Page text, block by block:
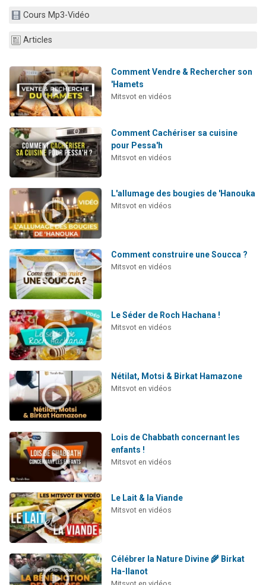
3 nouvelles musiques dans Torah-Box Music
Cours Mp3-Vidéo
Articles
Comment Vendre & Rechercher son
'Hamets
Mitsvot en vidéos
Comment Cachériser sa cuisine
pour Pessa'h
Mitsvot en vidéos
L'allumage des bougies de 'Hanouka
Mitsvot en vidéos
Comment construire une Soucca ?
Mitsvot en vidéos
Le Séder de Roch Hachana !
Mitsvot en vidéos
Nétilat, Motsi & Birkat Hamazone
Mitsvot en vidéos
Lois de Chabbath concernant les
enfants !
Mitsvot en vidéos
Le Lait & la Viande
Mitsvot en vidéos
Célébrer la Nature Divine 🌾 Birkat
Ha-Ilanot